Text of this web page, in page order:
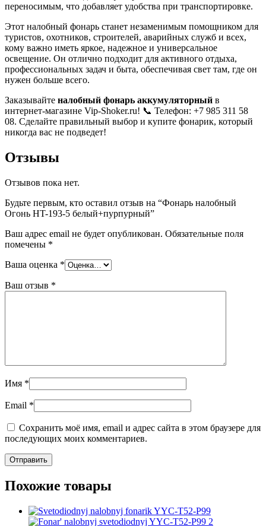
переносимым, что добавляет удобства при транспортировке.
Этот налобный фонарь станет незаменимым помощником для
туристов, охотников, строителей, аварийных служб и всех,
кому важно иметь яркое, надежное и универсальное
освещение. Он отлично подходит для активного отдыха,
профессиональных задач и быта, обеспечивая свет там, где он
нужен больше всего.
Заказывайте налобный фонарь аккумуляторный в
интернет-магазине Vip-Shoker.ru! 📞 Телефон: +7 985 311 58
08. Сделайте правильный выбор и купите фонарик, который
никогда вас не подведет!
Отзывы
Отзывов пока нет.
Будьте первым, кто оставил отзыв на “Фонарь налобный
Огонь HT-193-5 белый+пурпурный”
Ваш адрес email не будет опубликован. Обязательные поля
помечены *
Ваша оценка *
Ваш отзыв *
Имя *
Email *
Сохранить моё имя, email и адрес сайта в этом браузере для
последующих моих комментариев.
Похожие товары